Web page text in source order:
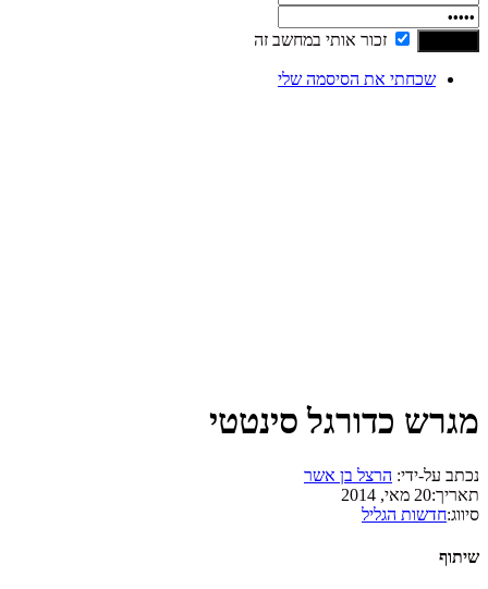
זכור אותי במחשב זה
שכחתי את הסיסמה שלי
מגרש כדורגל סינטטי
נכתב על-ידי: הרצל בן אשר
תאריך:20 מאי, 2014
סיווג:חדשות הגליל
שיתוף